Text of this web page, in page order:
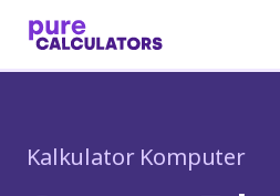
Kalkulator Komputer